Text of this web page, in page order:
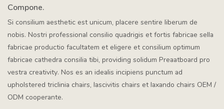
Compone.
Si consilium aesthetic est unicum, placere sentire liberum de
nobis. Nostri professional consilio quadrigis et fortis fabricae sella
fabricae productio facultatem et eligere et consilium optimum
fabricae cathedra consilia tibi, providing solidum Preaatboard pro
vestra creativity. Nos es an idealis incipiens punctum ad
upholstered triclinia chairs, lascivitis chairs et laxando chairs OEM /
ODM cooperante.